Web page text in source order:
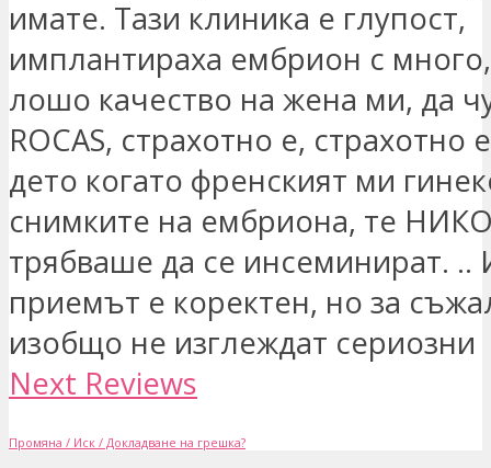
имате. Тази клиника е глупост,
имплантираха ембрион с
лошо качество на жена ми, да
ROCAS, страхотно е, страхотно
дето когато френският ми
снимките на ембриона, те
трябваше да се инсеминират. ..
приемът е коректен, но за
изобщо не изглеждат сериозни
Next Reviews
Промяна / Иск / Докладване на грешка?